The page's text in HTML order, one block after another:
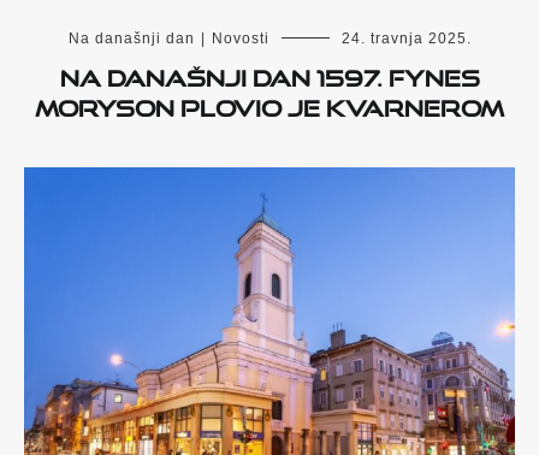
Na današnji dan Novosti 24. travnja 2025.
Na današnji dan 1597. Fynes
Moryson plovio je Kvarnerom